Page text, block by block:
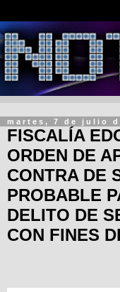
martes, 7 de julio
FISCALÍA
ORDEN DE
CONTRA DE
PROBABLE
DELITO DE
CON FINES